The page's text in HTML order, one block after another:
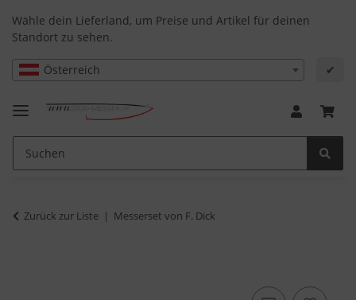
Wähle dein Lieferland, um Preise und Artikel für deinen
Standort zu sehen.
Österreich ✔
Zurück zur Liste Messerset von F. Dick